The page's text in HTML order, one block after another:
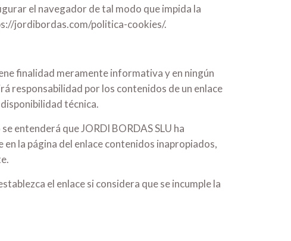
el navegador de tal modo que impida la
jordibordas.com/politica-cookies/.
finalidad meramente informativa y en ningún
responsabilidad por los contenidos de un enlace
técnica.
entenderá que JORDI BORDAS SLU ha
la página del enlace contenidos inapropiados,
el enlace si considera que se incumple la